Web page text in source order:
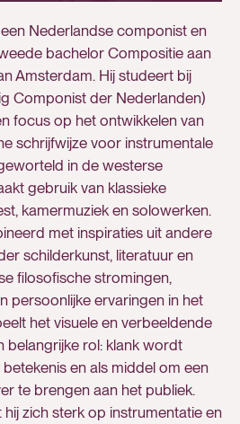
Nederlandse componist en
bachelor Compositie aan
Amsterdam. Hij studeert bij
Componist der Nederlanden)
focus op het ontwikkelen van
schrijfwijze voor instrumentale
in de westerse
gebruik van klassieke
kamermuziek en solowerken.
met inspiraties uit andere
schilderkunst, literatuur en
filosofische stromingen,
persoonlijke ervaringen in het
het visuele en verbeeldende
belangrijke rol: klank wordt
en als middel om een
te brengen aan het publiek.
zich sterk op instrumentatie en